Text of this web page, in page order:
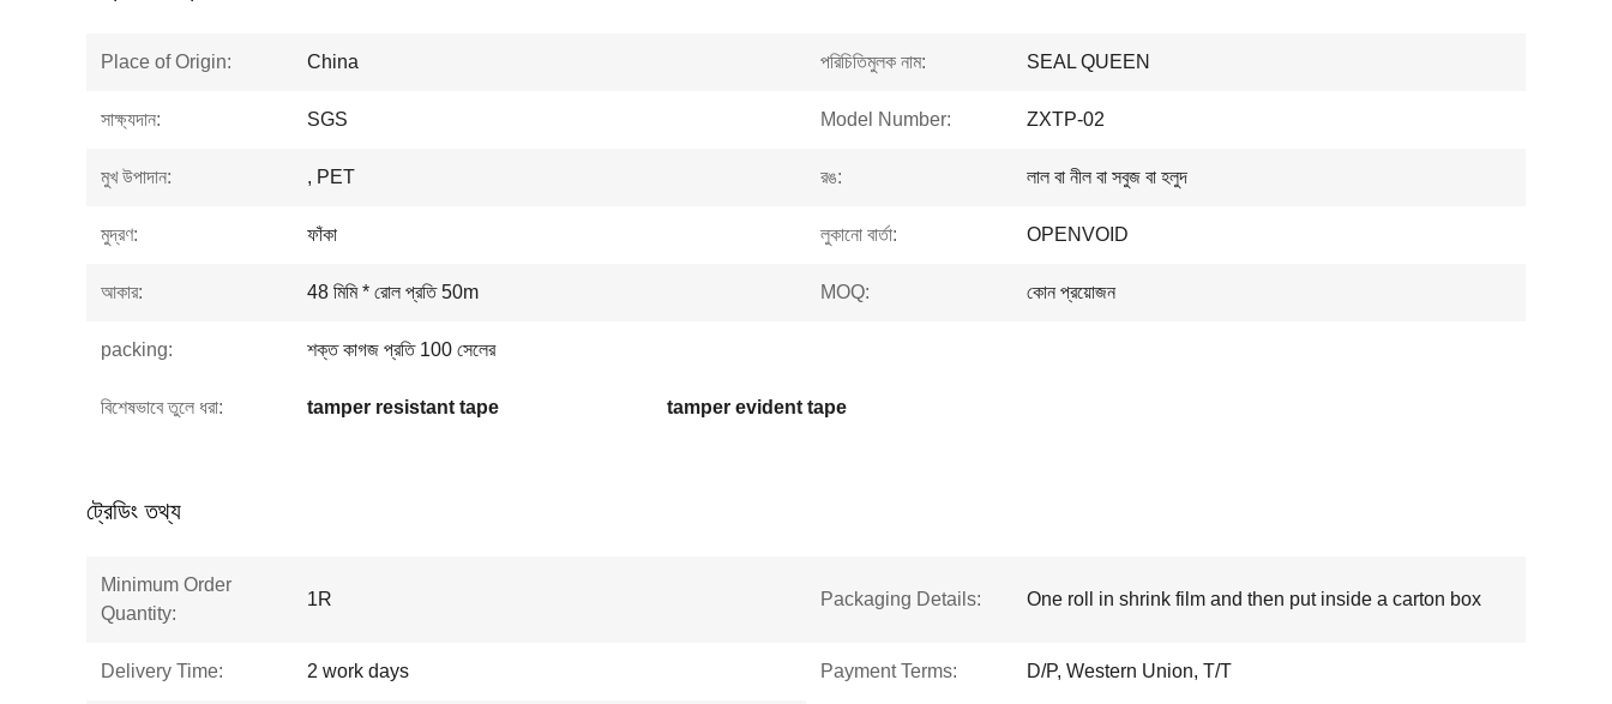
Place of Origin: China পরিচিতিমুলক নাম: SEAL QUEEN
সাক্ষ্যদান: SGS Model Number: ZXTP-02
মুখ উপাদান: , PET রঙ: লাল বা নীল বা সবুজ বা হলুদ
মুদ্রণ: ফাঁকা লুকানো বার্তা: OPENVOID
আকার: 48 মিমি * রোল প্রতি 50m MOQ: কোন প্রয়োজন
packing: শক্ত কাগজ প্রতি 100 সেলের
বিশেষভাবে তুলে ধরা: tamper resistant tape tamper evident tape
ট্রেডিং তথ্য
Minimum Order
Quantity:
1R Packaging Details: One roll in shrink film and then put inside a carton box
Delivery Time: 2 work days Payment Terms: D/P, Western Union, T/T